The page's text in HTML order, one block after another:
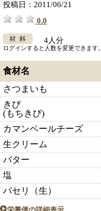
投稿日： 2011/06/21
0.0
4人分
ログインすると人数を変更できます。
食材名
さつまいも
きび
(もちきび)
カマンベールチーズ
生クリーム
バター
塩
パセリ（生）